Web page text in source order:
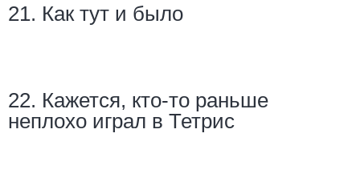
21. Как тут и было
22. Кажется, кто-то раньше
неплохо играл в Тетрис